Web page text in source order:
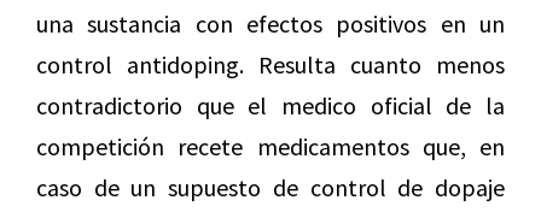
una sustancia con efectos positivos en un
control antidoping. Resulta cuanto menos
contradictorio que el medico oficial de la
competición recete medicamentos que, en
caso de un supuesto de control de dopaje